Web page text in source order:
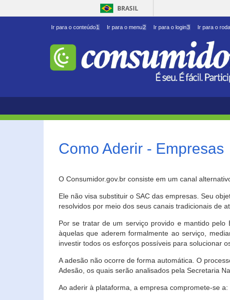
BRASIL
Ir para o conteúdo1 Ir para o menu2 Ir para o login3 Ir para o
Como Aderir - Empresas
O Consumidor.gov.br consiste em um canal
Ele não visa substituir o SAC das empresas. Seu
resolvidos por meio dos seus canais tradicionais de
Por se tratar de um serviço provido e mantido pelo
àquelas que aderem formalmente ao serviço,
investir todos os esforços possíveis para solucionar
A adesão não ocorre de forma automática. O
Adesão, os quais serão analisados pela Secretaria
Ao aderir à plataforma, a empresa compromete-se a: